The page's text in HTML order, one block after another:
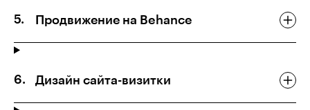
Продвижение на Behance
Дизайн сайта-визитки